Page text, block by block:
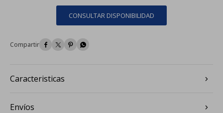
CONSULTAR DISPONIBILIDAD
   
Caracteristicas
Envíos